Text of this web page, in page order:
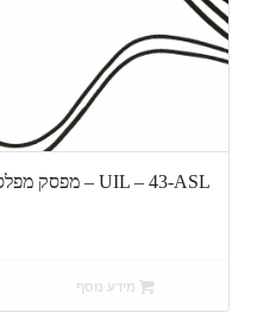
UIL – 43-ASL – מפסק מפלס מצוף מפלסטיק
מידע נוסף